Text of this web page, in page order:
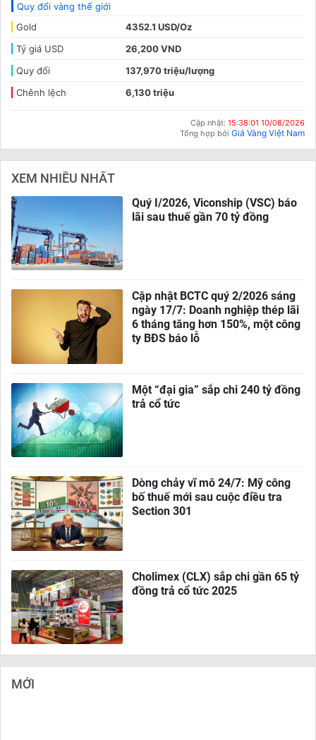
Quy đổi vàng thế giới
Gold
4352.1 USD/Oz
Tỷ giá USD
26,200 VND
Quy đổi
137,970 triệu/lượng
Chênh lệch
6,130 triệu
Cập nhật: 15:38:01 10/08/2026
Tổng hợp bởi Giá Vàng Việt Nam
XEM NHIỀU NHẤT
Quý I/2026, Viconship (VSC) báo
lãi sau thuế gần 70 tỷ đồng
Cập nhật BCTC quý 2/2026 sáng
ngày 17/7: Doanh nghiệp thép lãi
6 tháng tăng hơn 150%, một công
ty BĐS báo lỗ
Một “đại gia” sắp chi 240 tỷ đồng
trả cổ tức
Dòng chảy vĩ mô 24/7: Mỹ công
bố thuế mới sau cuộc điều tra
Section 301
Cholimex (CLX) sắp chi gần 65 tỷ
đồng trả cổ tức 2025
MỚI